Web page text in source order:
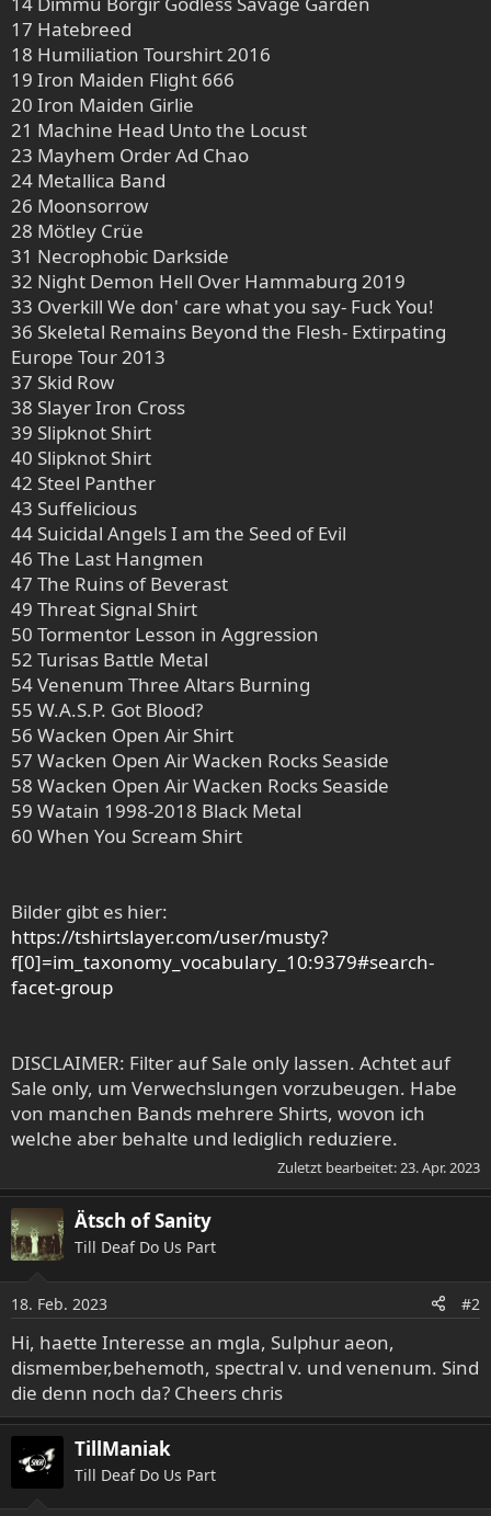
17 Hatebreed
18 Humiliation Tourshirt 2016
19 Iron Maiden Flight 666
20 Iron Maiden Girlie
21 Machine Head Unto the Locust
23 Mayhem Order Ad Chao
24 Metallica Band
26 Moonsorrow
28 Mötley Crüe
31 Necrophobic Darkside
32 Night Demon Hell Over Hammaburg 2019
33 Overkill We don' care what you say- Fuck You!
36 Skeletal Remains Beyond the Flesh- Extirpating
Europe Tour 2013
37 Skid Row
38 Slayer Iron Cross
39 Slipknot Shirt
40 Slipknot Shirt
42 Steel Panther
43 Suffelicious
44 Suicidal Angels I am the Seed of Evil
46 The Last Hangmen
47 The Ruins of Beverast
49 Threat Signal Shirt
50 Tormentor Lesson in Aggression
52 Turisas Battle Metal
54 Venenum Three Altars Burning
55 W.A.S.P. Got Blood?
56 Wacken Open Air Shirt
57 Wacken Open Air Wacken Rocks Seaside
58 Wacken Open Air Wacken Rocks Seaside
59 Watain 1998-2018 Black Metal
60 When You Scream Shirt
Bilder gibt es hier:
https://tshirtslayer.com/user/musty?
f[0]=im_taxonomy_vocabulary_10:9379#search-
facet-group
DISCLAIMER: Filter auf Sale only lassen. Achtet auf
Sale only, um Verwechslungen vorzubeugen. Habe
von manchen Bands mehrere Shirts, wovon ich
welche aber behalte und lediglich reduziere.
Zuletzt bearbeitet:23. Apr. 2023
Ätsch of Sanity
Till Deaf Do Us Part
18. Feb. 2023 #2
Hi, haette Interesse an mgla, Sulphur aeon,
dismember,behemoth, spectral v. und venenum. Sind
die denn noch da? Cheers chris
TillManiak
Till Deaf Do Us Part